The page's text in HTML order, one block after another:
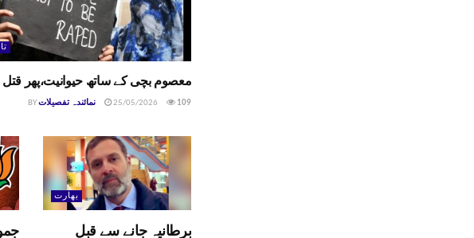
معصوم بچی کے ساتھ حیوانیت،پھر قتل
BY نمائندہ تفصیلات 25/05/2026 109
بھارت
برطانیہ جانے سے قبل